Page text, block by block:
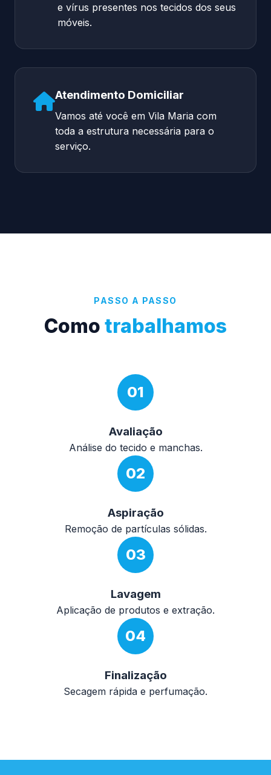
e vírus presentes nos tecidos dos seus
móveis.
Atendimento Domiciliar
Vamos até você em Vila Maria com
toda a estrutura necessária para o
serviço.
PASSO A PASSO
Como trabalhamos
01
Avaliação
Análise do tecido e manchas.
02
Aspiração
Remoção de partículas sólidas.
03
Lavagem
Aplicação de produtos e extração.
04
Finalização
Secagem rápida e perfumação.